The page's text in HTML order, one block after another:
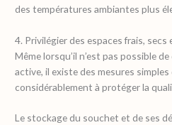
des températures ambiantes plus
4. Privilégier des espaces frais, secs
Même lorsqu’il n’est pas possible
active, il existe des mesures
considérablement à protéger la
Le stockage du souchet et de ses